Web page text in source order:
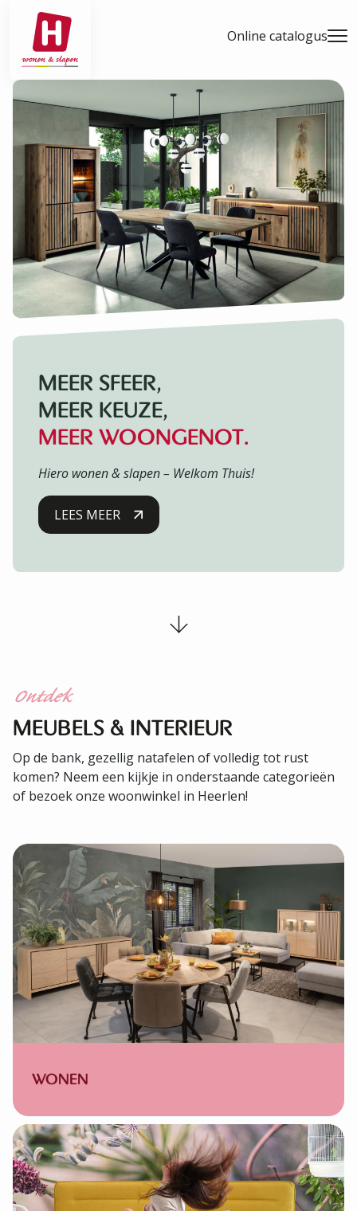
Online catalogus
MEER SFEER,
MEER KEUZE,
MEER WOONGENOT.
Hiero wonen & slapen – Welkom Thuis!
LEES MEER
Ontdek
MEUBELS & INTERIEUR
Op de bank, gezellig natafelen of volledig tot rust
komen? Neem een kijkje in onderstaande categorieën
of bezoek onze woonwinkel in Heerlen!
WONEN